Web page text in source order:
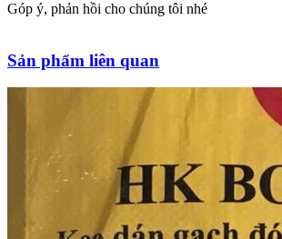
Góp ý, phản hồi cho chúng tôi nhé
Sản phẩm liên quan